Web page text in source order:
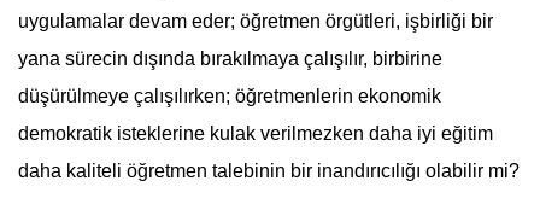
uygulamalar devam eder; öğretmen örgütleri, işbirliği bir
yana sürecin dışında bırakılmaya çalışılır, birbirine
düşürülmeye çalışılırken; öğretmenlerin ekonomik
demokratik isteklerine kulak verilmezken daha iyi eğitim
daha kaliteli öğretmen talebinin bir inandırıcılığı olabilir mi?